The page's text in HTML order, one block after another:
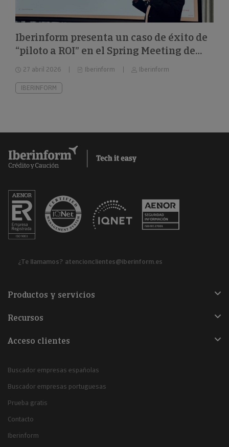
Iberinform presenta un caso de éxito de
“piloto a ROI” en el Spring Meeting de
FEBIS
27 abril 2026 Iberinform Iberinform
IBERINFORM
¿Te llamamos? atencionclientes@iberinform.es
Productos y servicios
Recursos
Acceso clientes
Buscador empresas españolas
Buscador empresas portuguesas
Prueba gratis
Contacto
Iberinform